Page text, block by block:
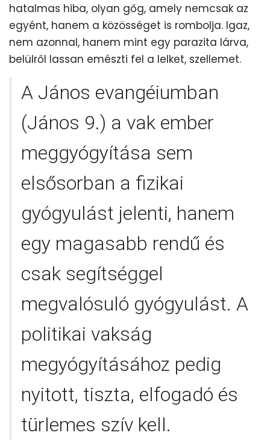
hatalmas hiba, olyan gőg, amely nemcsak az
egyént, hanem a közösséget is rombolja. Igaz,
nem azonnal, hanem mint egy parazita lárva,
belülről lassan emészti fel a lelket, szellemet.
A János evangéiumban
(János 9.) a vak ember
meggyógyítása sem
elsősorban a fizikai
gyógyulást jelenti, hanem
egy magasabb rendű és
csak segítséggel
megvalósuló gyógyulást. A
politikai vakság
megyógyításához pedig
nyitott, tiszta, elfogadó és
türlemes szív kell.